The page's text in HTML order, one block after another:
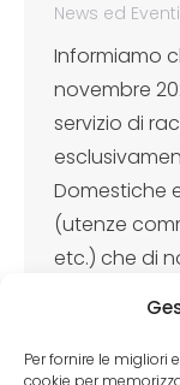
Per fornire le migliori
cookie per
News ed Eventi
Informiamo
novembre
servizio di
Domestiche
(utenze
etc.) che di
servizio…